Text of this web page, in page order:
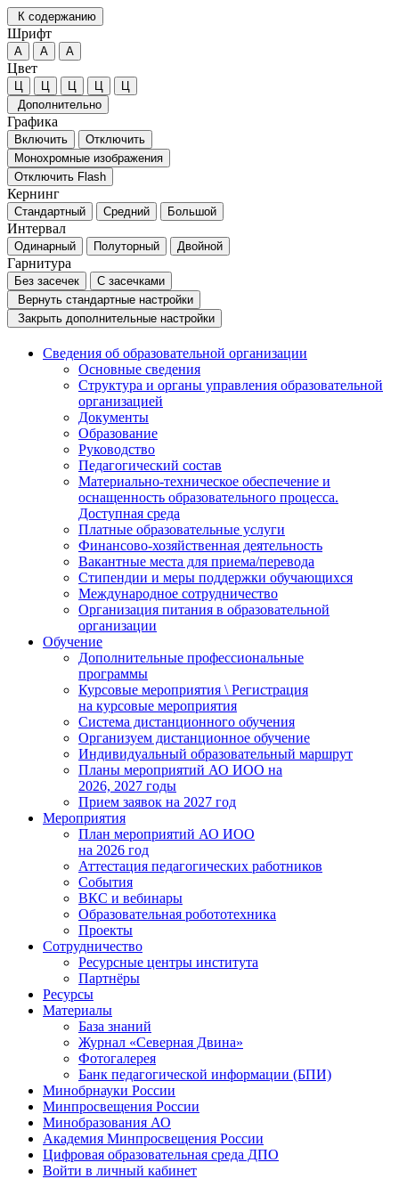
К содержанию
Шрифт
А А А
Цвет
Ц Ц Ц Ц
Ц
Дополнительно
Графика
Включить
Отключить
Монохромные изображения
Отключить Flash
Кернинг
Стандартный Средний Большой
Интервал
Одинарный Полуторный Двойной
Гарнитура
Без засечек
С засечками
Вернуть стандартные настройки
Закрыть дополнительные настройки
Сведения об образовательной организации
Основные сведения
Структура и органы управления образовательной
организацией
Документы
Образование
Руководство
Педагогический состав
Материально-техническое обеспечение и
оснащенность образовательного процесса.
Доступная среда
Платные образовательные услуги
Финансово-хозяйственная деятельность
Вакантные места для приема/перевода
Стипендии и меры поддержки обучающихся
Международное сотрудничество
Организация питания в образовательной
организации
Обучение
Дополнительные профессиональные
программы
Курсовые мероприятия \ Регистрация
на курсовые мероприятия
Система дистанционного обучения
Организуем дистанционное обучение
Индивидуальный образовательный маршрут
Планы мероприятий АО ИОО на
2026, 2027 годы
Прием заявок на 2027 год
Мероприятия
План мероприятий АО ИОО
на 2026 год
Аттестация педагогических работников
События
ВКС и вебинары
Образовательная робототехника
Проекты
Сотрудничество
Ресурсные центры института
Партнёры
Ресурсы
Материалы
База знаний
Журнал «Северная Двина»
Фотогалерея
Банк педагогической информации (БПИ)
Минобрнауки России
Минпросвещения России
Минобразования АО
Академия Минпросвещения России
Цифровая образовательная среда ДПО
Войти в личный кабинет